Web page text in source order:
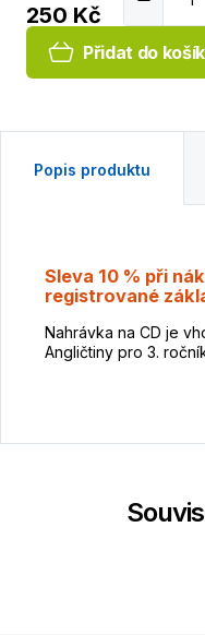
250 Kč
Přidat do
Popis produktu
Sleva 10 % při
registrované
Nahrávka na CD je
Angličtiny pro 3.